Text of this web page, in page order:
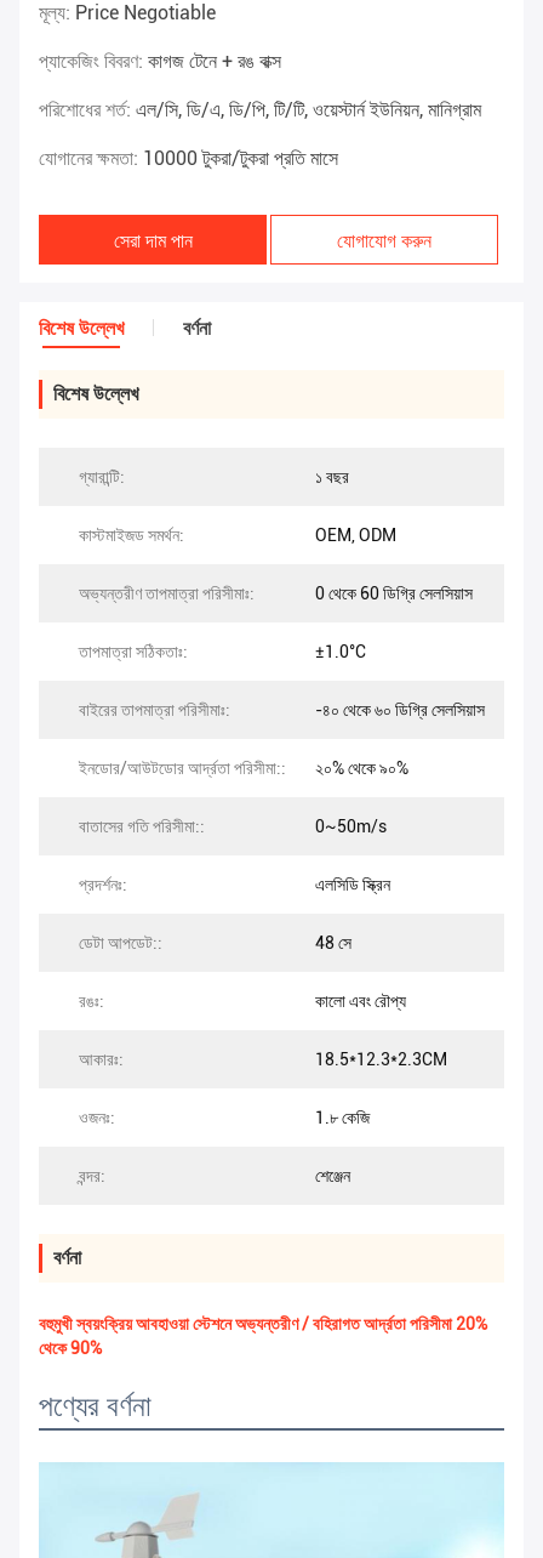
মূল্য: Price Negotiable
প্যাকেজিং বিবরণ: কাগজ টেনে + রঙ বাক্স
পরিশোধের শর্ত: এল/সি, ডি/এ, ডি/পি, টি/টি, ওয়েস্টার্ন ইউনিয়ন, মানিগ্রাম
যোগানের ক্ষমতা: 10000 টুকরা/টুকরা প্রতি মাসে
সেরা দাম পান যোগাযোগ করুন
বিশেষ উল্লেখ বর্ণনা
বিশেষ উল্লেখ
গ্যারান্টি: ১ বছর
কাস্টমাইজড সমর্থন: OEM, ODM
অভ্যন্তরীণ তাপমাত্রা পরিসীমাঃ: 0 থেকে 60 ডিগ্রি সেলসিয়াস
তাপমাত্রা সঠিকতাঃ: ±1.0°C
বাইরের তাপমাত্রা পরিসীমাঃ: -৪০ থেকে ৬০ ডিগ্রি সেলসিয়াস
ইনডোর/আউটডোর আর্দ্রতা পরিসীমা:: ২০% থেকে ৯০%
বাতাসের গতি পরিসীমা:: 0~50m/s
প্রদর্শনঃ: এলসিডি স্ক্রিন
ডেটা আপডেট:: 48 সে
রঙঃ: কালো এবং রৌপ্য
আকারঃ: 18.5*12.3*2.3CM
ওজনঃ: 1.৮ কেজি
বন্দর: শেঞ্জেন
বর্ণনা
বহুমুখী স্বয়ংক্রিয় আবহাওয়া স্টেশনে অভ্যন্তরীণ / বহিরাগত আর্দ্রতা পরিসীমা 20%
থেকে 90%
পণ্যের বর্ণনা